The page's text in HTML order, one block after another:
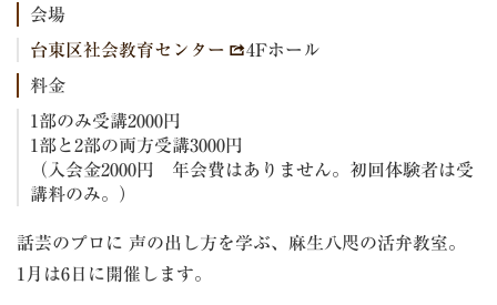
会場
台東区社会教育センター
4Fホール
料金
1部のみ受講2000円
1部と2部の両方受講3000円
（入会金2000円 年会費はありません。初回体験者は受
講料のみ。）
話芸のプロに 声の出し方を学ぶ、麻生八咫の活弁教室。
1月は6日に開催します。